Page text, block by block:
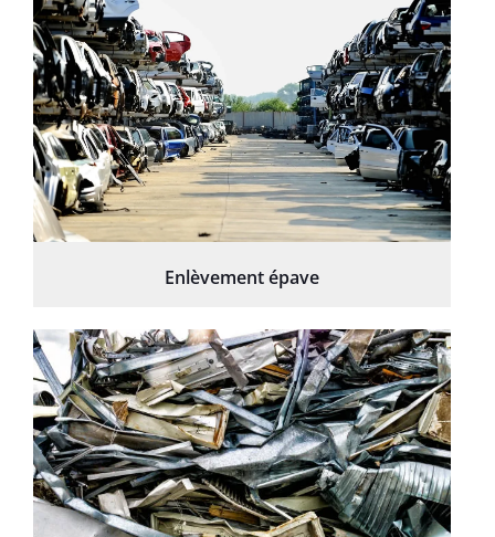
Enlèvement épave